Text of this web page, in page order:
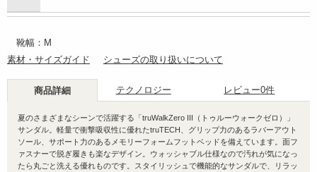
靴幅：M
素材・サイズガイド
シューズの取り扱いについて
商品詳細 テクノロジー レビュー0件
夏のさまざまなシーンで活躍する「truWalkZero III（トゥルーウォークゼロ）」
サンダル。軽量で衝撃吸収性に優れたtruTECH、グリップ力のあるラバーアウト
ソール、サポート力のあるメモリーフォームフットベッドを備えています。面フ
ァスナーで脱ぎ履きも楽なデザイン。ウォッシャブル仕様なので汚れが気になっ
たら丸ごと洗える優れものです。スタイリッシュで機能的なサンダルで、リラッ